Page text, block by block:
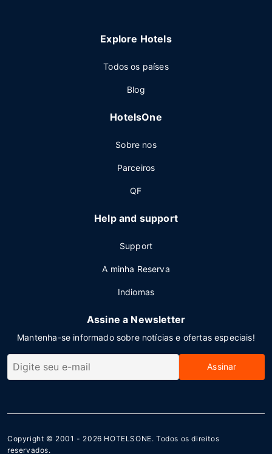
Explore Hotels
Todos os países
Blog
HotelsOne
Sobre nos
Parceiros
QF
Help and support
Support
A minha Reserva
Indiomas
Assine a Newsletter
Mantenha-se informado sobre notícias e ofertas especiais!
Assinar
Copyright © 2001 - 2026 HOTELSONE. Todos os direitos
reservados.